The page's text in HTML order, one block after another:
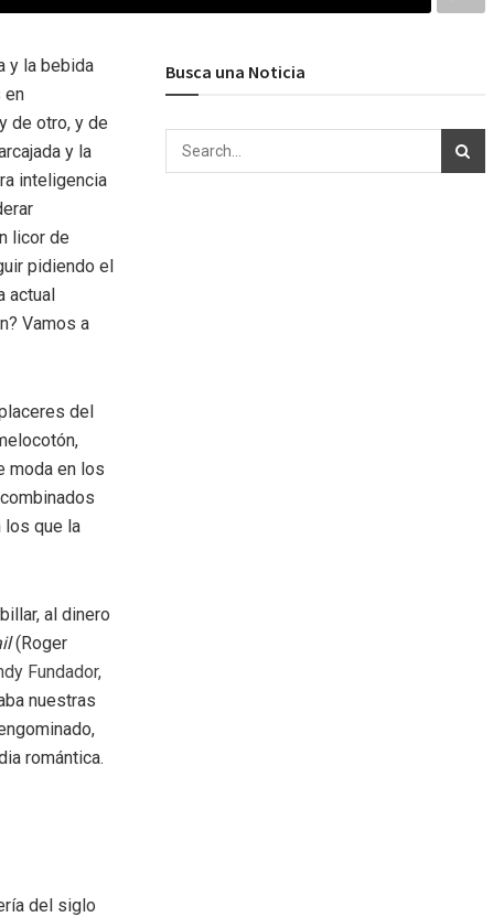
y la bebida
en
de otro, y de
y la
inteligencia
licor de
pidiendo el
actual
Vamos a
del
moda en los
los que la
al dinero
(Roger
Fundador,
nuestras
romántica.
del siglo
Busca una Noticia